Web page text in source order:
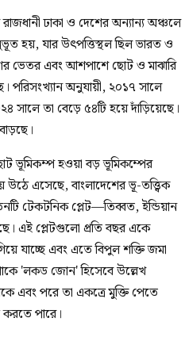
ঢাকা ও দেশের অন্যান্য অঞ্চলে
হয়, যার উৎপত্তিস্থল ছিল ভারত ও
ভেতর এবং আশপাশে ছোট ও মাঝারি
পরিসংখ্যান অনুযায়ী, ২০১৭ সালে
সালে তা বেড়ে ৫৪টি হয়ে দাঁড়িয়েছে।
ভূমিকম্প হওয়া বড় ভূমিকম্পের
উঠে এসেছে, বাংলাদেশের ভূ-তত্ত্বিক
টেকটনিক প্লেট—তিব্বত, ইন্ডিয়ান
এই প্লেটগুলো প্রতি বছর একে
যাচ্ছে এবং এতে বিপুল শক্তি জমা
'লকড জোন' হিসেবে উল্লেখ
এবং পরে তা একত্রে মুক্তি পেতে
করতে পারে।